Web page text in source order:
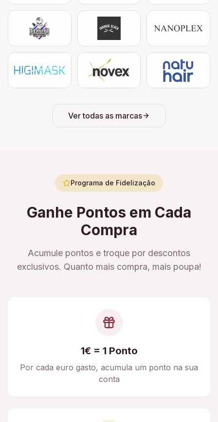
Ver todas as marcas
Programa de Fidelização
Ganhe Pontos em Cada
Compra
Acumule pontos e troque por descontos
exclusivos. Quanto mais compra, mais poupa!
1€ = 1 Ponto
Por cada euro gasto, acumula um ponto na sua
conta